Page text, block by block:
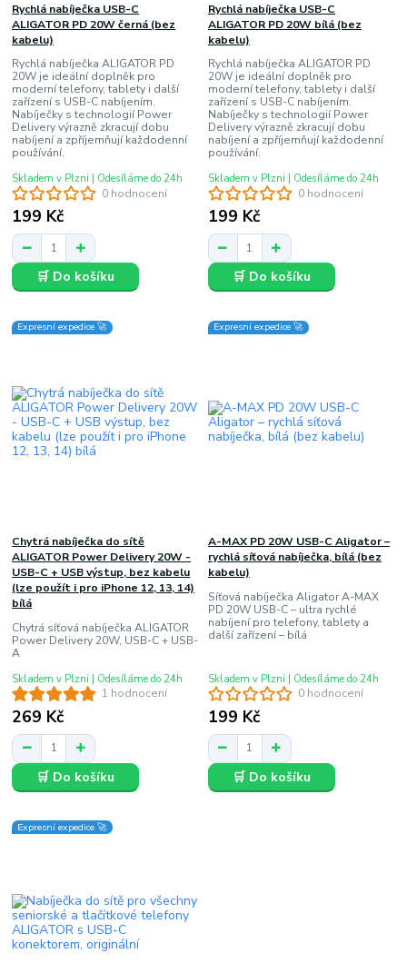
0 hodnocení
Rychlá nabíječka USB-C
ALIGATOR PD 20W černá (bez
kabelu)
Rychlá nabíječka ALIGATOR PD
20W je ideální doplněk pro
moderní telefony, tablety i další
zařízení s USB-C nabíjením.
Nabíječky s technologií Power
Delivery výrazně zkracují dobu
nabíjení a zpříjemňují každodenní
používání.
199 Kč
Skladem v Plzni | Odesíláme do 24h
🛒 Do košíku
0 hodnocení
Rychlá nabíječka USB-C
ALIGATOR PD 20W bílá (bez
kabelu)
Rychlá nabíječka ALIGATOR PD
20W je ideální doplněk pro
moderní telefony, tablety i další
zařízení s USB-C nabíjením.
Nabíječky s technologií Power
Delivery výrazně zkracují dobu
nabíjení a zpříjemňují každodenní
používání.
199 Kč
Skladem v Plzni | Odesíláme do 24h
🛒 Do košíku
Expresní expedice 🚀
1 hodnocení
Chytrá nabíječka do sítě
ALIGATOR Power Delivery 20W -
USB-C + USB výstup, bez kabelu
(lze použít i pro iPhone 12, 13, 14)
bílá
Chytrá síťová nabíječka ALIGATOR
Power Delivery 20W, USB-C + USB-
A
269 Kč
Skladem v Plzni | Odesíláme do 24h
🛒 Do košíku
Expresní expedice 🚀
0 hodnocení
A-MAX PD 20W USB-C Aligator –
rychlá síťová nabíječka, bílá (bez
kabelu)
Síťová nabíječka Aligator A-MAX
PD 20W USB-C – ultra rychlé
nabíjení pro telefony, tablety a
další zařízení – bílá
199 Kč
Skladem v Plzni | Odesíláme do 24h
🛒 Do košíku
Expresní expedice 🚀